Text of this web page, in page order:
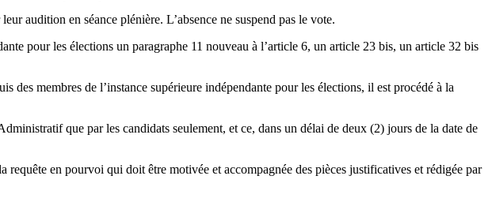
audition en séance plénière. L’absence ne suspend pas le vote.
pour les élections un paragraphe 11 nouveau à l’article 6, un article 23 bis, un article 32 bis
des membres de l’instance supérieure indépendante pour les élections, il est procédé à la
que par les candidats seulement, et ce, dans un délai de deux (2) jours de la date de
en pourvoi qui doit être motivée et accompagnée des pièces justificatives et rédigée par